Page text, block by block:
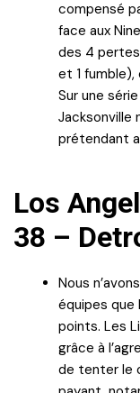
compensé
face aux
des 4
et 1 fumble),
Sur une
Jacksonville
prétendant
Los
38 –
Nous
équipes que
points. Les
grâce à
de tenter le